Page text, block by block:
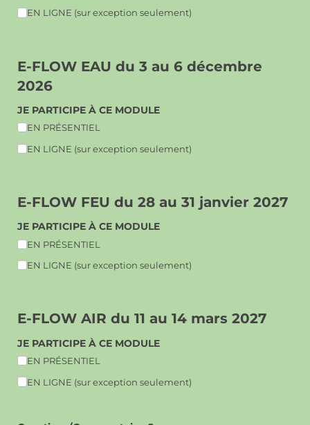
EN LIGNE (sur exception seulement)
E-FLOW EAU du 3 au 6 décembre
2026
JE PARTICIPE À CE MODULE
EN PRÉSENTIEL
EN LIGNE (sur exception seulement)
E-FLOW FEU du 28 au 31 janvier 2027
JE PARTICIPE À CE MODULE
EN PRÉSENTIEL
EN LIGNE (sur exception seulement)
E-FLOW AIR du 11 au 14 mars 2027
JE PARTICIPE À CE MODULE
EN PRÉSENTIEL
EN LIGNE (sur exception seulement)